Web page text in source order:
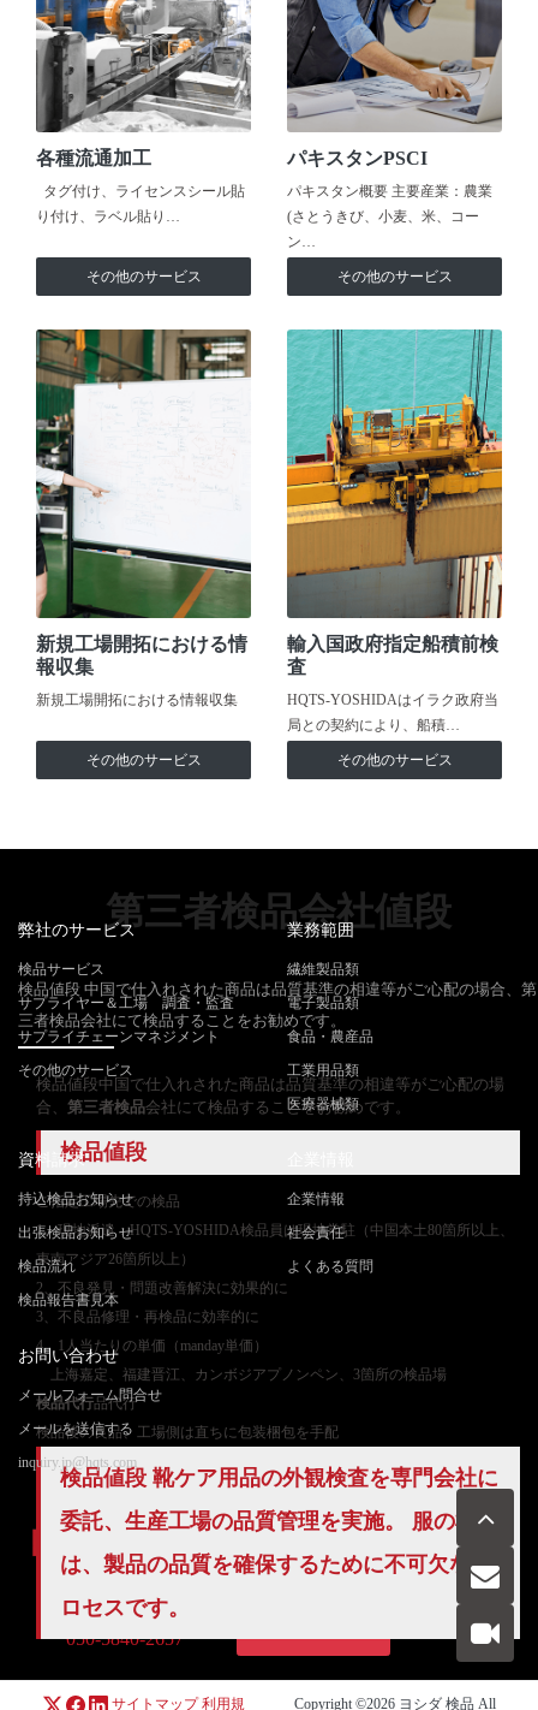
各種流通加工
タグ付け、ライセンスシール貼
り付け、ラベル貼り…
その他のサービス
パキスタンPSCI
パキスタン概要 主要産業：農業
(さとうきび、小麦、米、コー
ン…
その他のサービス
新規工場開拓における情
報収集
新規工場開拓における情報収集
その他のサービス
輸入国政府指定船積前検
査
HQTS-YOSHIDAはイラク政府当
局との契約により、船積…
その他のサービス
第三者検品会社値段
検品値段 中国で仕入れされた商品は品質基準の相違等がご心配の場合、第
三者検品会社にて検品することをお勧めです。
検品値段中国で仕入れされた商品は品質基準の相違等がご心配の場
合、 第三者検品会社にて検品することをお勧めです。
検品値段
ご指定工場先での検品
1、現地派遣：HQTS-YOSHIDA検品員は現地常駐（中国本土80箇所以上、
東南アジア26箇所以上）
2、不良発見・問題改善解決に効果的に
3、不良品修理・再検品に効率的に
4、1人当たりの単価（manday単価）
上海嘉定、福建晋江、カンボジアプノンペン、3箇所の検品場
検品代行品代行
検品後の良品、工場側は直ちに包装梱包を手配
検品値段 靴ケア用品の外観検査を専門会社に
委託、生産工場の品質管理を実施。 服の検品
は、製品の品質を確保するために不可欠なプ
ロセスです。
弊社のサービス
検品サービス
サプライヤー＆工場 調査・監査
サプライチェーンマネジメント
その他のサービス
業務範囲
繊維製品類
電子製品類
食品・農産品
工業用品類
医療器械類
資料請求
持込検品お知らせ
出張検品お知らせ
検品流れ
検品報告書見本
企業情報
社会責任
よくある質問
お問い合わせ
メールフォーム問合せ
メールを送信する
inquiry.jp@hqts.com
お電話でのお問い合わせ
050-5840-2657
サイトマップ 利用規 Copyright ©2026 ヨシダ 検品 All